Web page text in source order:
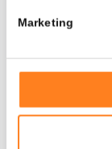
Marketing